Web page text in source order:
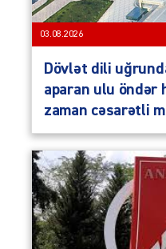
03.08.2026
Dövlət dili
aparan ulu öndər
zaman cəsarətli